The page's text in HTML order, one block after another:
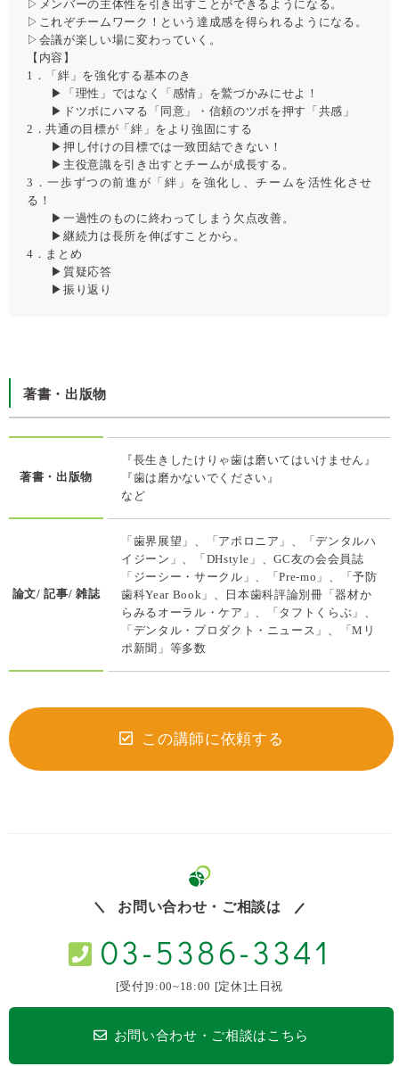
▷メンバーの主体性を引き出すことができるようになる。
▷これぞチームワーク！という達成感を得られるようになる。
▷会議が楽しい場に変わっていく。
【内容】
1．「絆」を強化する基本のき
▶「理性」ではなく「感情」を鷲づかみにせよ！
▶ドツボにハマる「同意」・信頼のツボを押す「共感」
2．共通の目標が「絆」をより強固にする
▶押し付けの目標では一致団結できない！
▶主役意識を引き出すとチームが成長する。
3．一歩ずつの前進が「絆」を強化し、チームを活性化させ
る！
▶一過性のものに終わってしまう欠点改善。
▶継続力は長所を伸ばすことから。
4．まとめ
▶質疑応答
▶振り返り
著書・出版物
著書・出版物
『長生きしたけりゃ歯は磨いてはいけません』
『歯は磨かないでください』
など
論文/ 記事/ 雑誌
「歯界展望」、「アポロニア」、「デンタルハ
イジーン」、「DHstyle」、GC友の会会員誌
「ジーシー・サークル」、「Pre-mo」、「予防
歯科Year Book」、日本歯科評論別冊「器材か
らみるオーラル・ケア」、「タフトくらぶ」、
「デンタル・プロダクト・ニュース」、「Mリ
ポ新聞」等多数
この講師に依頼する
お問い合わせ・ご相談は
03-5386-3341
[受付]9:00~18:00 [定休]土日祝
お問い合わせ・ご相談はこちら